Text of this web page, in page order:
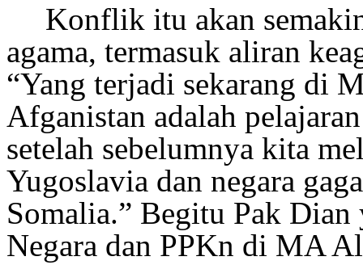
Konflik itu akan
agama, termasuk aliran
“Yang terjadi sekarang di
Afganistan adalah
setelah sebelumnya kita
Yugoslavia dan negara
Somalia.” Begitu Pak Dian
Negara dan PPKn di MA